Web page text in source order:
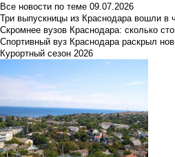
Все новости по теме 09.07.2026
Три выпускницы из Краснодара вошли в
Скромнее вузов Краснодара: сколько
Спортивный вуз Краснодара раскрыл
Курортный сезон 2026